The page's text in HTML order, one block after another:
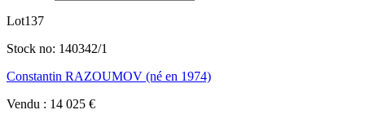
Lot137
Stock no: 140342/1
Constantin RAZOUMOV (né en 1974)
Vendu : 14 025 €